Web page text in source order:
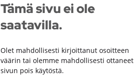
Tämä sivu ei ole
saatavilla.
Olet mahdollisesti kirjoittanut osoitteen
väärin tai olemme mahdollisesti ottaneet
sivun pois käytöstä.